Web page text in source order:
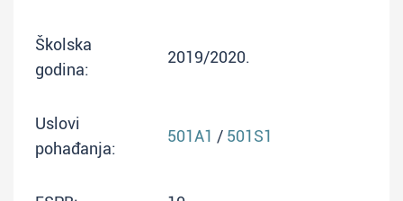
Školska
godina:
2019/2020.
Uslovi
pohađanja:
501A1 / 501S1